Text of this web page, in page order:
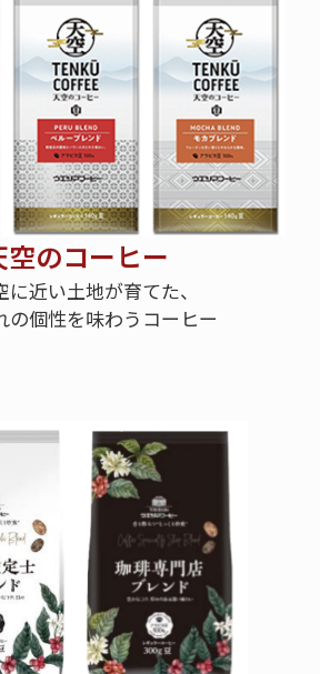
空のコーヒー
に近い土地が育てた、
の個性を味わうコーヒー